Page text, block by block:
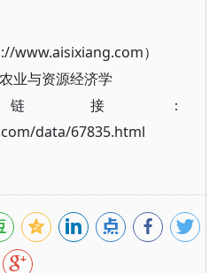
www.aisixiang.com）
农业与资源经济学
接：
data/67835.html